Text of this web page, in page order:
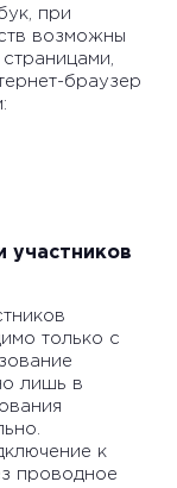
при
возможны
браузер
только с
лишь в
к
проводное